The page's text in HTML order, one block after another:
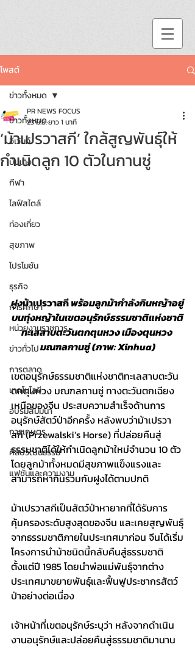
โพสต์
ข่าวทั้งหมด
อีเว้นท์
บันเทิง
กีฬา
ไลฟ์สไตล์
ท่องเที่ยว
สุขภาพ
โปรโมชัน
ธุรกิจ
การศึกษา
หน่วยงานราชการ
ข่าวทั่วไป
การตลาด
เทคโนโลยี
อบรมสัมมนา
การเกษตร
ศิลปวัฒนธรรม
แฟชั่นและความงาม
ข่าวทั้งหมด
‘ม้าเปรวาสกี’ ใกล้สูญพันธุ์ให้
กำเนิดลูก 10 ตัวในกานซู่
PR NEWS FOCUS
23 มิ.ย.ยาว 1 นาที
ฝูงม้าเปรวาสกี พร้อมลูกม้ากำลังกินหญ้าอยู่
บนทุ่งหญ้าในเขตอนุรักษ์ธรรมชาติแห่งชาติ
ทะเลสาบตะวันตกตุนหวง เมืองตุนหวง
มณฑลกานซู่ (ภาพ: Xinhua)
เขตอนุรักษ์ธรรมชาติแห่งชาติทะเลสาบตะวัน
ตกตุนหวง มณฑลกานซู่ ทางตะวันตกเฉียง
เหนือของจีน ประสบความสำเร็จด้านการ
อนุรักษ์สัตว์ป่าอีกครั้ง หลังพบว่าม้าเปรวา
สกี (Przewalski’s Horse) ที่ปล่อยคืนสู่
ธรรมชาติได้ให้กำเนิดลูกม้าใหม่จำนวน 10 ตัว
โดยลูกม้าทั้งหมดมีสุขภาพแข็งแรงและ
สามารถหากินร่วมกับฝูงได้ตามปกติ
ม้าเปรวาสกีเป็นสัตว์ป่าหายากที่ได้รับการ
คุ้มครองระดับสูงสุดของจีน และเคยสูญพันธุ์
จากธรรมชาติภายในประเทศมาก่อน จีนได้เริ่ม
โครงการนำม้าชนิดนี้กลับคืนสู่ธรรมชาติ
ตั้งแต่ปี 1985 โดยนำพ่อแม่พันธุ์จากต่าง
ประเทศมาขยายพันธุ์และฟื้นฟูประชากรสัตว์
ป่าอย่างต่อเนื่อง
เจ้าหน้าที่เขตอนุรักษ์ระบุว่า หลังจากดำเนิน
งานอนุรักษ์และปล่อยคืนสู่ธรรมชาติมานาน